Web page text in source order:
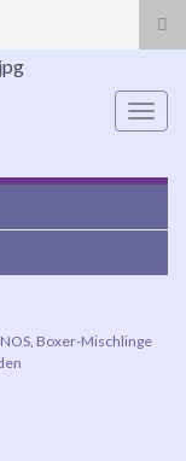
Boxer-Mischlinge